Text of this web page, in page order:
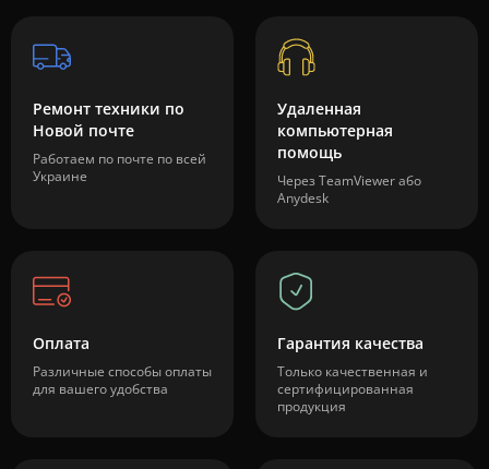
Ремонт техники по
Новой почте
Работаем по почте по всей
Украине
Удаленная
компьютерная
помощь
Через TeamViewer або
Anydesk
Оплата
Различные способы оплаты
для вашего удобства
Гарантия качества
Только качественная и
сертифицированная
продукция